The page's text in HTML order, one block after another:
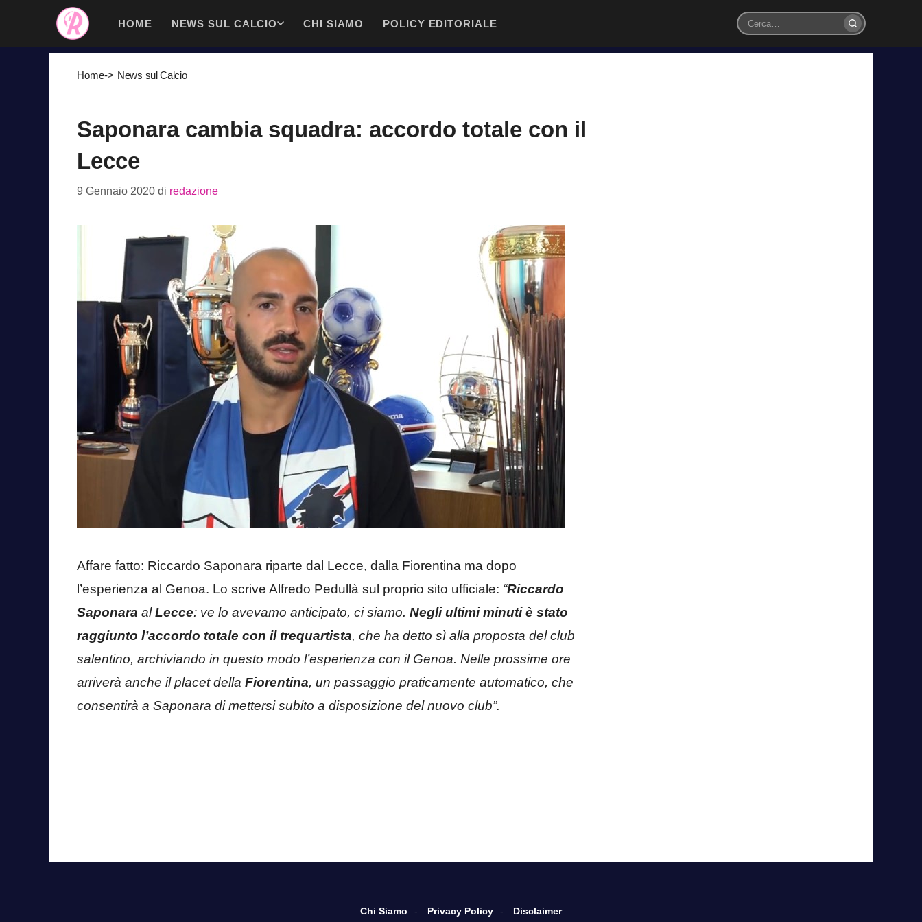
contenuto
HOME NEWS SUL CALCIO CHI SIAMO POLICY EDITORIALE
Cerca
Home-> News sul Calcio
Saponara cambia squadra: accordo totale con il
Lecce
9 Gennaio 2020 di redazione
Affare fatto: Riccardo Saponara riparte dal Lecce, dalla Fiorentina ma dopo
l’esperienza al Genoa. Lo scrive Alfredo Pedullà sul proprio sito ufficiale: “Riccardo
Saponara alLecce: ve lo avevamo anticipato, ci siamo. Negli ultimi minuti è stato
raggiunto l’accordo totale con il trequartista, che ha detto sì alla proposta del club
salentino, archiviando in questo modo l’esperienza con il Genoa. Nelle prossime ore
arriverà anche il placet della Fiorentina, un passaggio praticamente automatico, che
consentirà a Saponara di mettersi subito a disposizione del nuovo club”.
Chi Siamo Privacy Policy Disclaimer